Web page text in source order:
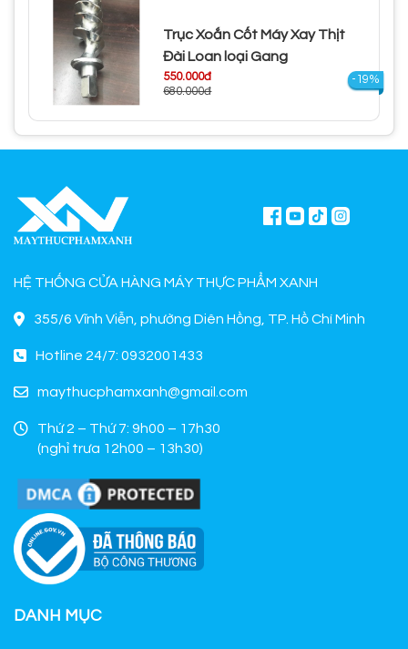
Trục Xoắn Cốt Máy Xay Thịt
Đài Loan loại Gang
550.000đ
680.000đ
-19%
HỆ THỐNG CỬA HÀNG MÁY THỰC PHẨM XANH
355/6 Vĩnh Viễn, phường Diên Hồng, TP. Hồ Chí Minh
Hotline 24/7: 0932001433
maythucphamxanh@gmail.com
Thứ 2 – Thứ 7: 9h00 – 17h30
(nghỉ trưa 12h00 – 13h30)
DANH MỤC